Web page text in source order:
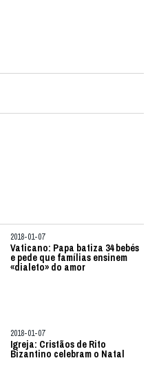
2018-01-07
Vaticano: Papa batiza 34 bebés
e pede que famílias ensinem
«dialeto» do amor
2018-01-07
Igreja: Cristãos de Rito
Bizantino celebram o Natal